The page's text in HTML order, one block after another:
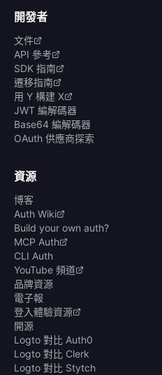
開發者
文件
API 參考
SDK 指南
遷移指南
用 Y 構建 X
JWT 編解碼器
Base64 編解碼器
OAuth 供應商探索
資源
博客
Auth Wiki
Build your own auth?
MCP Auth
CLI Auth
YouTube 頻道
品牌資源
電子報
登入體驗資源
開源
Logto 對比 Auth0
Logto 對比 Clerk
Logto 對比 Stytch